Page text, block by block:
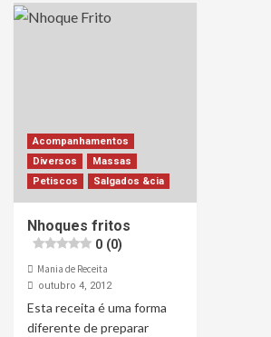
Acompanhamentos
Diversos
Massas
Petiscos
Salgados &cia
Nhoques fritos
0 (0)
Mania de Receita
outubro 4, 2012
Esta receita é uma forma
diferente de preparar